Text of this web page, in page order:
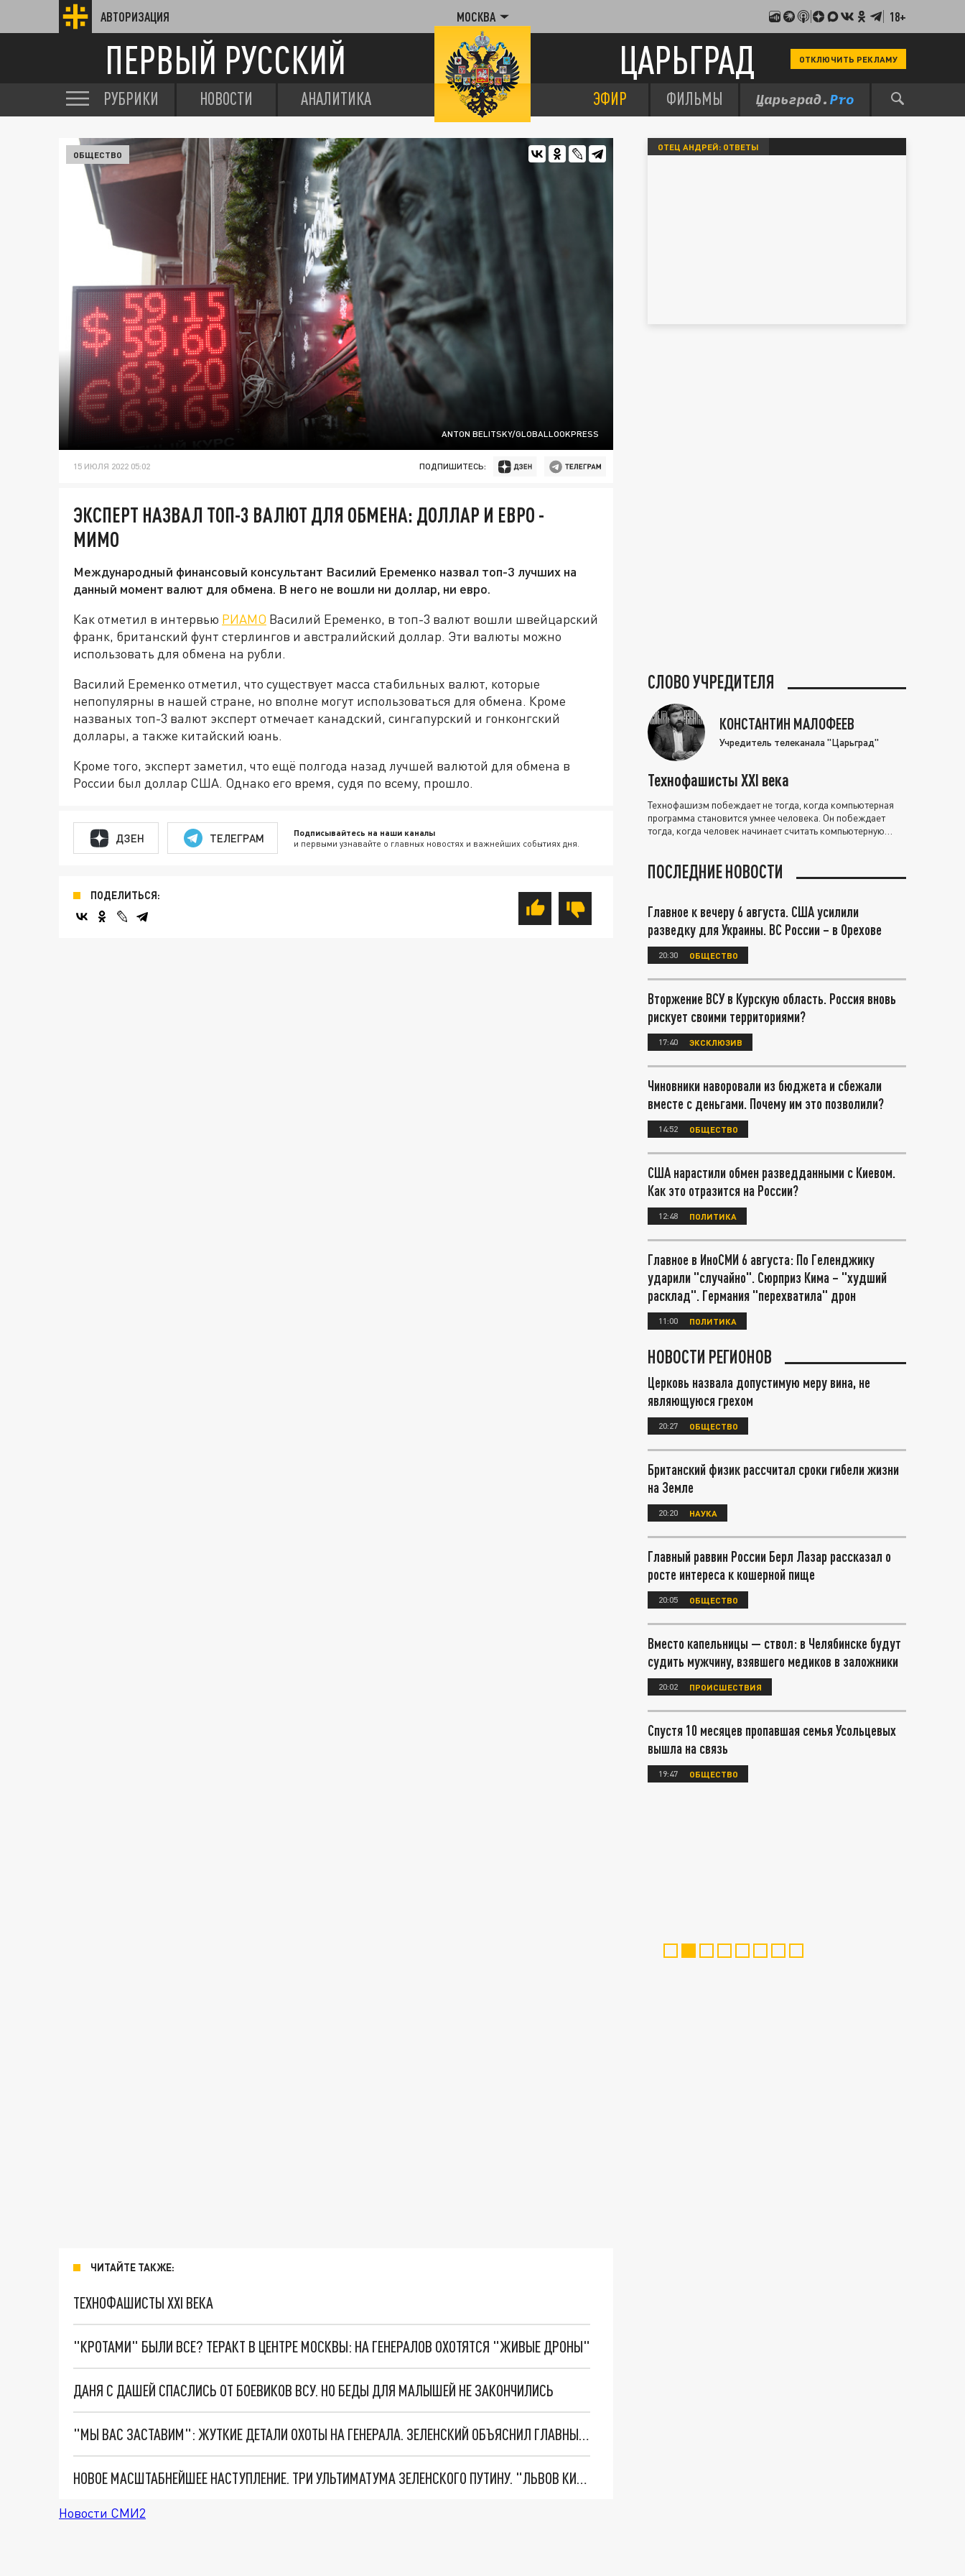
АВТОРИЗАЦИЯ МОСКВА 18+
ПЕРВЫЙ РУССКИЙ ЦАРЬГРАД ОТКЛЮЧИТЬ РЕКЛАМУ
РУБРИКИ НОВОСТИ АНАЛИТИКА ЭФИР ФИЛЬМЫ
ANTON BELITSKY/GLOBALLOOKPRESS
ОБЩЕСТВО
15 ИЮЛЯ 2022 05:02 ПОДПИШИТЕСЬ:
ЭКСПЕРТ НАЗВАЛ ТОП-3 ВАЛЮТ ДЛЯ ОБМЕНА: ДОЛЛАР И ЕВРО -
МИМО
Международный финансовый консультант Василий Еременко назвал топ-3 лучших на
данный момент валют для обмена. В него не вошли ни доллар, ни евро.
Как отметил в интервью РИАМО Василий Еременко, в топ-3 валют вошли швейцарский
франк, британский фунт стерлингов и австралийский доллар. Эти валюты можно
использовать для обмена на рубли.
Василий Еременко отметил, что существует масса стабильных валют, которые
непопулярны в нашей стране, но вполне могут использоваться для обмена. Кроме
названых топ-3 валют эксперт отмечает канадский, сингапурский и гонконгский
доллары, а также китайский юань.
Кроме того, эксперт заметил, что ещё полгода назад лучшей валютой для обмена в
России был доллар США. Однако его время, судя по всему, прошло.
ДЗЕН ТЕЛЕГРАМ Подписывайтесь на наши каналы
и первыми узнавайте о главных новостях и важнейших событиях дня.
ПОДЕЛИТЬСЯ:
ЧИТАЙТЕ ТАКЖЕ:
ТЕХНОФАШИСТЫ XXI ВЕКА
"КРОТАМИ" БЫЛИ ВСЕ? ТЕРАКТ В ЦЕНТРЕ МОСКВЫ: НА ГЕНЕРАЛОВ ОХОТЯТСЯ "ЖИВЫЕ ДРОНЫ"
ДАНЯ С ДАШЕЙ СПАСЛИСЬ ОТ БОЕВИКОВ ВСУ. НО БЕДЫ ДЛЯ МАЛЫШЕЙ НЕ ЗАКОНЧИЛИСЬ
"МЫ ВАС ЗАСТАВИМ": ЖУТКИЕ ДЕТАЛИ ОХОТЫ НА ГЕНЕРАЛА. ЗЕЛЕНСКИЙ ОБЪЯСНИЛ ГЛАВНЫЙ СМЫСЛ ТЕРАКТА В ЦЕНТРЕ МОСКВЫ
НОВОЕ МАСШТАБНЕЙШЕЕ НАСТУПЛЕНИЕ. ТРИ УЛЬТИМАТУМА ЗЕЛЕНСКОГО ПУТИНУ. "ЛЬВОВ КИМА" ПОСТАВЯТ НА ПВО? ГЛОБАЛЬНЫЙ ПРОРЫВ ПОД ЗАПОРОЖЬЕМ
Новости СМИ2
ОТЕЦ АНДРЕЙ: ОТВЕТЫ
СЛОВО УЧРЕДИТЕЛЯ
КОНСТАНТИН МАЛОФЕЕВ
Учредитель телеканала "Царьград"
Технофашисты XXI века
Технофашизм побеждает не тогда, когда компьютерная
программа становится умнее человека. Он побеждает
тогда, когда человек начинает считать компьютерную
ПОСЛЕДНИЕ НОВОСТИ
Главное к вечеру 6 августа. США усилили
разведку для Украины. ВС России – в Орехове
20:30 ОБЩЕСТВО
Вторжение ВСУ в Курскую область. Россия вновь
рискует своими территориями?
17:40 ЭКСКЛЮЗИВ
Чиновники наворовали из бюджета и сбежали
вместе с деньгами. Почему им это позволили?
14:52 ОБЩЕСТВО
США нарастили обмен разведданными с Киевом.
Как это отразится на России?
12:48 ПОЛИТИКА
Главное в ИноСМИ 6 августа: По Геленджику
ударили "случайно". Сюрприз Кима – "худший
расклад". Германия "перехватила" дрон
11:00 ПОЛИТИКА
НОВОСТИ РЕГИОНОВ
Церковь назвала допустимую меру вина, не
являющуюся грехом
20:27 ОБЩЕСТВО
Британский физик рассчитал сроки гибели жизни
на Земле
20:20 НАУКА
Главный раввин России Берл Лазар рассказал о
росте интереса к кошерной пище
20:05 ОБЩЕСТВО
Вместо капельницы — ствол: в Челябинске будут
судить мужчину, взявшего медиков в заложники
20:02 ПРОИСШЕСТВИЯ
Спустя 10 месяцев пропавшая семья Усольцевых
вышла на связь
19:47 ОБЩЕСТВО